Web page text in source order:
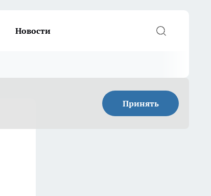
Новости
Принять